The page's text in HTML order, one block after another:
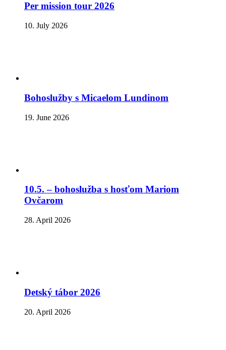
Per mission tour 2026
10. July 2026
Bohoslužby s Micaelom Lundinom
19. June 2026
10.5. – bohoslužba s hosťom Mariom
Ovčarom
28. April 2026
Detský tábor 2026
20. April 2026